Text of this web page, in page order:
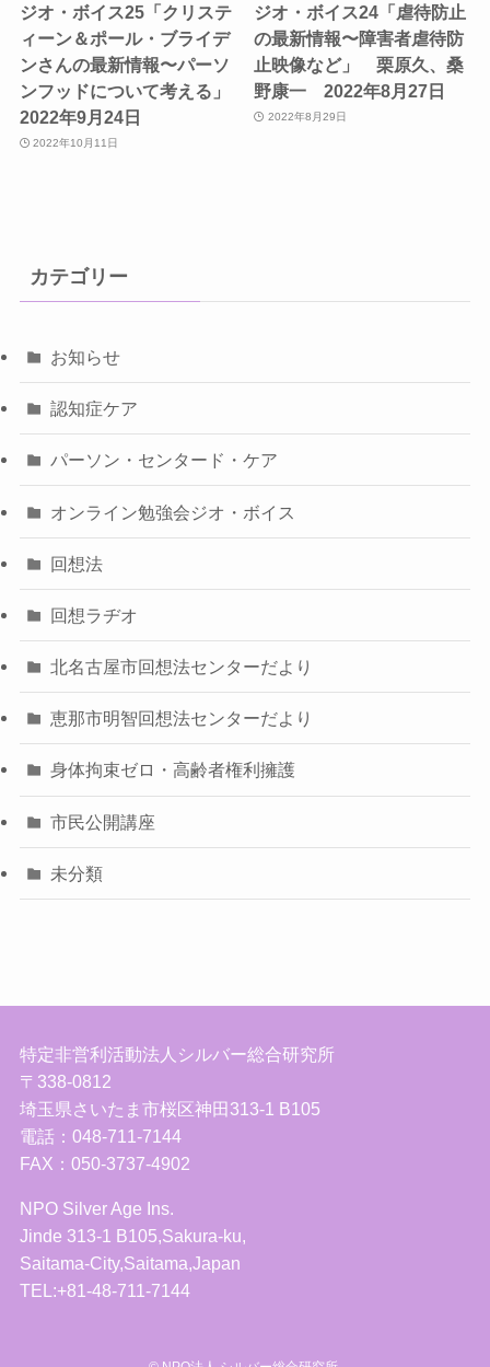
ジオ・ボイス25「クリステ
ィーン＆ポール・ブライデ
ンさんの最新情報〜パーソ
ンフッドについて考える」
2022年9月24日
2022年10月11日
ジオ・ボイス24「虐待防止
の最新情報〜障害者虐待防
止映像など」 栗原久、桑
野康一 2022年8月27日
2022年8月29日
カテゴリー
お知らせ
認知症ケア
パーソン・センタード・ケア
オンライン勉強会ジオ・ボイス
回想法
回想ラヂオ
北名古屋市回想法センターだより
恵那市明智回想法センターだより
身体拘束ゼロ・高齢者権利擁護
市民公開講座
未分類
特定非営利活動法人シルバー総合研究所
〒338-0812
埼玉県さいたま市桜区神田313-1 B105
電話：048-711-7144
FAX：050-3737-4902
NPO Silver Age Ins.
Jinde 313-1 B105,Sakura-ku,
Saitama-City,Saitama,Japan
TEL:+81-48-711-7144